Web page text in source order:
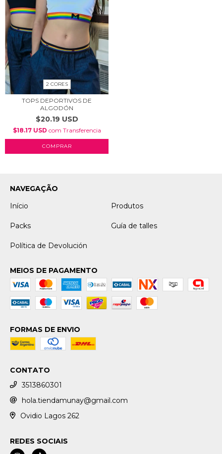
2 CORES
TOPS DEPORTIVOS DE
ALGODÓN
$20.19 USD
$18.17 USD com Transferencia
COMPRAR
NAVEGAÇÃO
Início
Produtos
Packs Guía de talles
Política de Devolución
MEIOS DE PAGAMENTO
FORMAS DE ENVIO
CONTATO
3513860301
hola.tiendamunay@gmail.com
Ovidio Lagos 262
REDES SOCIAIS